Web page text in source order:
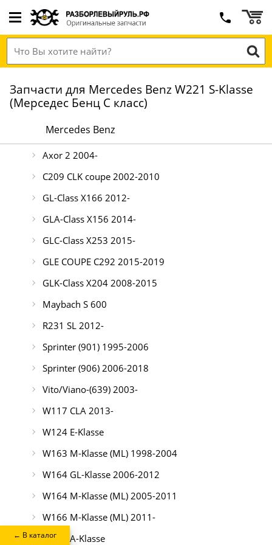
← В каталог
Запчасти для Mercedes Benz W221 S-Klasse
(Мерседес Бенц С класс)
Mercedes Benz
Axor 2 2004-
C209 CLK coupe 2002-2010
GL-Class X166 2012-
GLA-Class X156 2014-
GLC-Class X253 2015-
GLE COUPE C292 2015-2019
GLK-Class X204 2008-2015
Maybach S 600
R231 SL 2012-
Sprinter (901) 1995-2006
Sprinter (906) 2006-2018
Vito/Viano-(639) 2003-
W117 CLA 2013-
W124 E-Klasse
W163 M-Klasse (ML) 1998-2004
W164 GL-Klasse 2006-2012
W164 M-Klasse (ML) 2005-2011
W166 M-Klasse (ML) 2011-
W169 A-Klasse